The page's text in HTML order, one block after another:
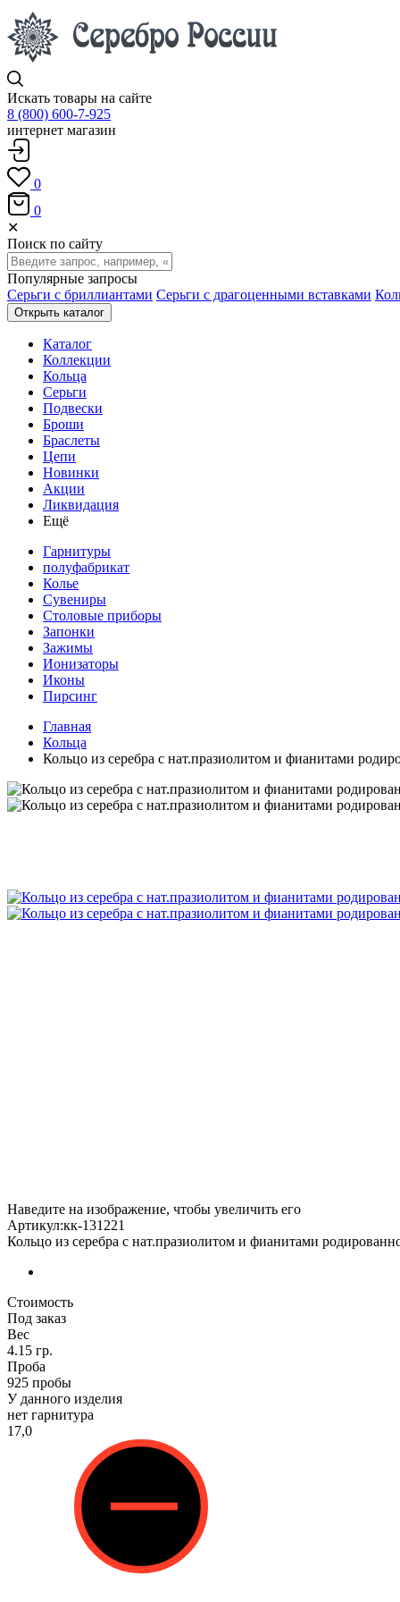
Искать товары на сайте
8 (800) 600-7-925
интернет магазин
0
0
✕
Поиск по сайту
Популярные запросы
Серьги с бриллиантами Серьги с драгоценными вставками
Открыть каталог
Каталог
Коллекции
Кольца
Серьги
Подвески
Броши
Браслеты
Цепи
Новинки
Акции
Ликвидация
Ещё
Гарнитуры
полуфабрикат
Колье
Сувениры
Столовые приборы
Запонки
Зажимы
Ионизаторы
Иконы
Пирсинг
Главная
Кольца
Кольцо из серебра с нат.празиолитом и фианитами
Наведите на изображение, чтобы увеличить его
Артикул:кк-131221
Кольцо из серебра с нат.празиолитом и фианитами
Стоимость
Под заказ
Вес
4.15 гр.
Проба
925 пробы
У данного изделия
нет гарнитура
17,0